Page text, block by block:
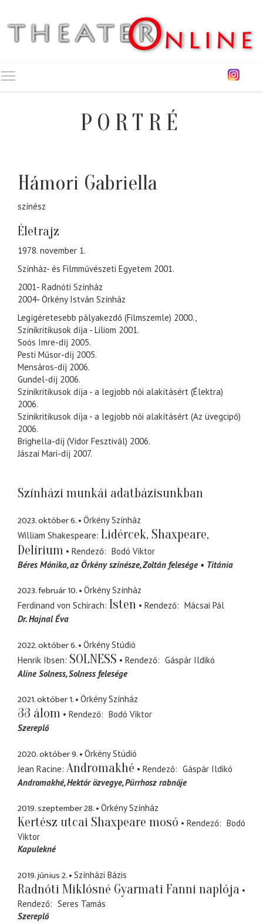
PORTRÉ
Hámori Gabriella
színész
Életrajz
1978. november 1.
Színház- és Filmművészeti Egyetem 2001.
2001- Radnóti Színház
2004- Örkény István Színház
Legígéretesebb pályakezdő (Filmszemle) 2000.,
Színikritikusok díja - Liliom 2001.
Soós Imre-díj 2005.
Pesti Műsor-díj 2005.
Mensáros-díj 2006.
Gundel-díj 2006.
Színikritikusok díja - a legjobb női alakításért (Élektra)
2006.
Színikritikusok díja - a legjobb női alakításért (Az üvegcipő)
2006.
Brighella-díj (Vidor Fesztivál) 2006.
Jászai Mari-díj 2007.
Színházi munkái adatbázisunkban
2023. október 6.
Örkény Színház
William Shakespeare Lidércek, Shaxpeare,
Delírium
Rendező
Bodó Viktor
Béres Mónika az Örkény színésze, Zoltán felesége Titánia
2023. február 10.
Örkény Színház
Ferdinand von Schirach Isten Rendező
Mácsai Pál
Dr. Hajnal Éva
2022. október 6.
Örkény Stúdió
Henrik Ibsen SOLNESS Rendező
Gáspár Ildikó
Aline Solness Solness felesége
2021. október 1. Örkény Színház
33 álom Rendező
Bodó Viktor
Szereplő
2020. október 9.
Örkény Stúdió
Jean Racine Andromakhé Rendező
Gáspár Ildikó
Andromakhé Hektór özvegye, Pürrhosz rabnője
2019. szeptember 28. Örkény Színház
Kertész utcai Shaxpeare mosó Rendező
Bodó
Viktor
Kapulekné
2019. június 2. Színházi Bázis
Radnóti Miklósné Gyarmati Fanni naplója
Rendező
Seres Tamás
Szereplő